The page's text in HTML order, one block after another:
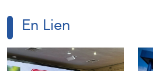
En Lien